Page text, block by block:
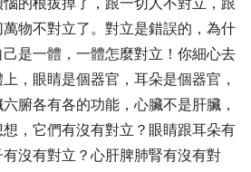
持久和平-共1集
吉避凶—一生皆是命，半點不由人-全1集
—穩當成就的不二法-全1集
解衝突、消弭戰爭——教科文大使團與圖文
袖座談會致辭-全1集
吉避凶——用感恩的心化解一切怨懟-全1集
益——阿彌陀佛的承諾-全1集
的根拔掉了，跟一切人不對立，跟
物不對立了。對立是錯誤的，為什
是一體，一體怎麼對立！你細心去
，眼睛是個器官，耳朵是個器官，
腑各有各的功能，心臟不是肝臟，
，它們有沒有對立？眼睛跟耳朵有
沒有對立？心肝脾肺腎有沒有對